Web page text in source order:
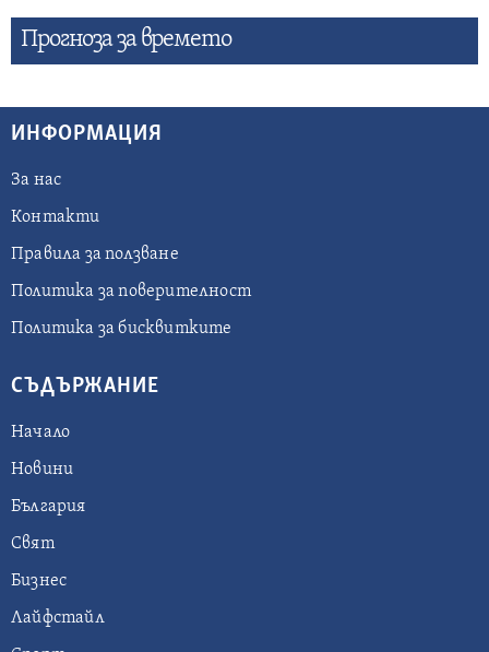
Прогнозa за времето
ИНФОРМАЦИЯ
За нас
Контакти
Правила за ползване
Политика за поверителност
Политика за бисквитките
СЪДЪРЖАНИЕ
Начало
Новини
България
Свят
Бизнес
Лайфстайл